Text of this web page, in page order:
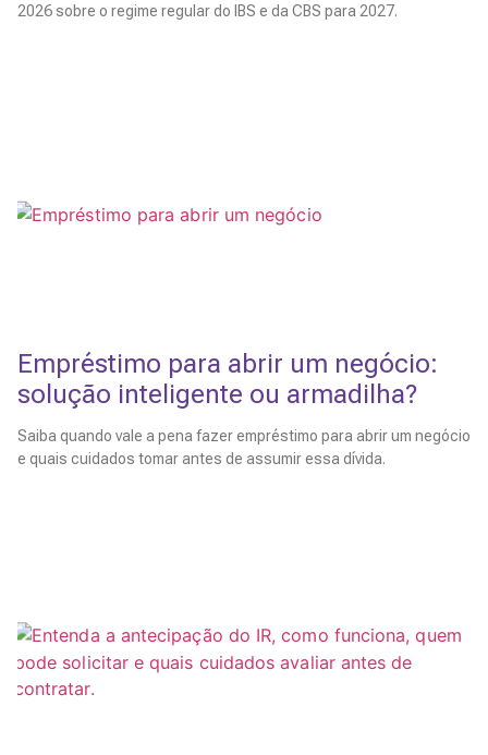
2026 sobre o regime regular do IBS e da CBS para 2027.
Empréstimo para abrir um negócio:
solução inteligente ou armadilha?
Saiba quando vale a pena fazer empréstimo para abrir um negócio
e quais cuidados tomar antes de assumir essa dívida.